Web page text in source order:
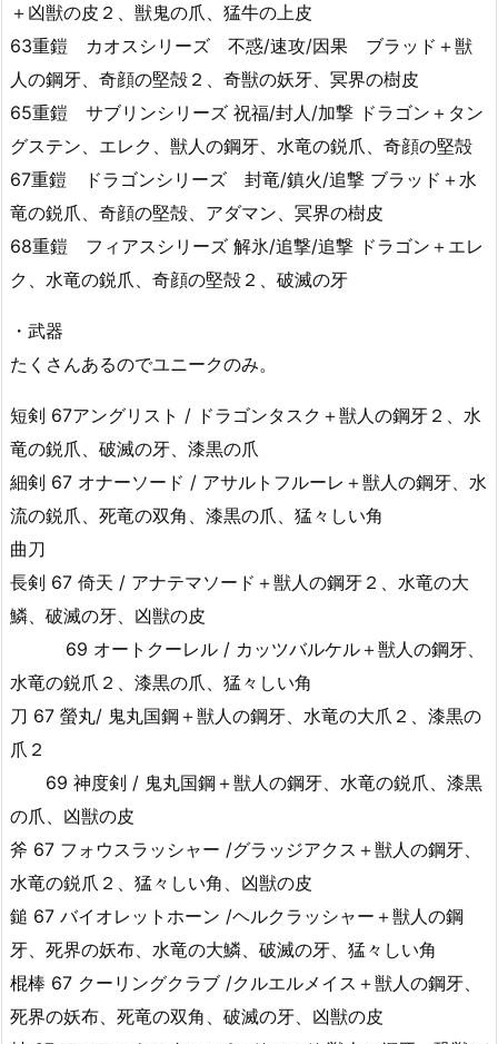
＋凶獣の皮２、獣鬼の爪、猛牛の上皮
63重鎧 カオスシリーズ 不惑/速攻/因果 ブラッド＋獣
人の鋼牙、奇顔の堅殻２、奇獣の妖牙、冥界の樹皮
65重鎧 サブリンシリーズ 祝福/封人/加撃 ドラゴン＋タン
グステン、エレク、獣人の鋼牙、水竜の鋭爪、奇顔の堅殻
67重鎧 ドラゴンシリーズ 封竜/鎮火/追撃 ブラッド＋水
竜の鋭爪、奇顔の堅殻、アダマン、冥界の樹皮
68重鎧 フィアスシリーズ 解氷/追撃/追撃 ドラゴン＋エレ
ク、水竜の鋭爪、奇顔の堅殻２、破滅の牙
・武器
たくさんあるのでユニークのみ。
短剣 67アングリスト / ドラゴンタスク＋獣人の鋼牙２、水
竜の鋭爪、破滅の牙、漆黒の爪
細剣 67 オナーソード / アサルトフルーレ＋獣人の鋼牙、水
流の鋭爪、死竜の双角、漆黒の爪、猛々しい角
曲刀
長剣 67 倚天 / アナテマソード＋獣人の鋼牙２、水竜の大
鱗、破滅の牙、凶獣の皮
69 オートクーレル / カッツバルケル＋獣人の鋼牙、
水竜の鋭爪２、漆黒の爪、猛々しい角
刀 67 螢丸/ 鬼丸国鋼＋獣人の鋼牙、水竜の大爪２、漆黒の
爪２
69 神度剣 / 鬼丸国鋼＋獣人の鋼牙、水竜の鋭爪、漆黒
の爪、凶獣の皮
斧 67 フォウスラッシャー /グラッジアクス＋獣人の鋼牙、
水竜の鋭爪２、猛々しい角、凶獣の皮
鎚 67 バイオレットホーン /ヘルクラッシャー＋獣人の鋼
牙、死界の妖布、水竜の大鱗、破滅の牙、猛々しい角
棍棒 67 クーリングクラブ /クルエルメイス＋獣人の鋼牙、
死界の妖布、死竜の双角、破滅の牙、凶獣の皮